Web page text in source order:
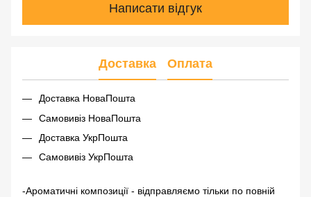
Написати відгук
Доставка Оплата
Доставка НоваПошта
Самовивіз НоваПошта
Доставка УкрПошта
Самовивіз УкрПошта
-Ароматичні композиції - відправляємо тільки по повній